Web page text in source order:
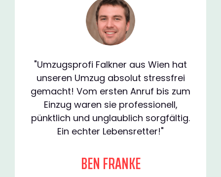
"Umzugsprofi Falkner aus Wien hat
unseren Umzug absolut stressfrei
gemacht! Vom ersten Anruf bis zum
Einzug waren sie professionell,
pünktlich und unglaublich sorgfältig.
Ein echter Lebensretter!"
BEN FRANKE